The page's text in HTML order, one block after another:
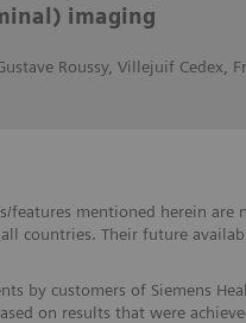
imaging
Roussy, Villejuif Cedex,
features mentioned herein are
countries. Their future
by customers of Siemens
on results that were